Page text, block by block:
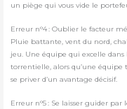
un piège qui vous vide le
Erreur n°4 : Oublier le facteur
Pluie battante, vent du nord,
jeu. Une équipe qui excelle
torrentielle, alors qu’une
se priver d’un avantage décisif.
Erreur n°5 : Se laisser guider par